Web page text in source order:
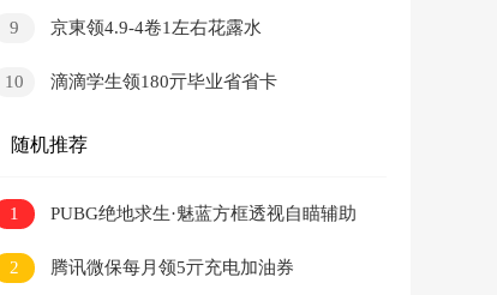
9 京東领4.9-4卷1左右花露水
10 滴滴学生领180亓毕业省省卡
随机推荐
1
PUBG绝地求生·魅蓝方框透视自瞄辅助
v7.20
2
腾讯微保每月领5亓充电加油券